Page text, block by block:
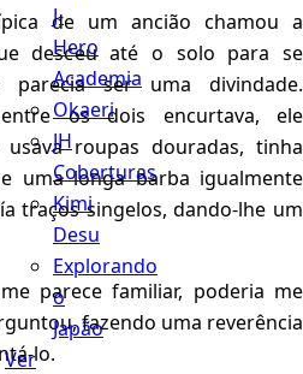
J-
Hero
Academia
Okaeri
JH
Coberturas
Kimi
Desu
Explorando
o
Japão
Ver
de um ancião chamou a
desceu até o solo para se
parecia ser uma divindade.
os dois encurtava, ele
roupas douradas, tinha
uma longa barba igualmente
traços singelos, dando-lhe um
parece familiar, poderia me
fazendo uma reverência
lo.